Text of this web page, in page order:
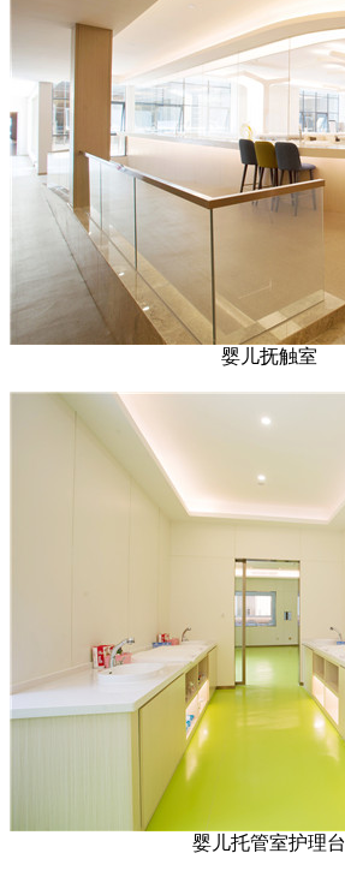
婴儿抚触室
婴儿托管室护理台